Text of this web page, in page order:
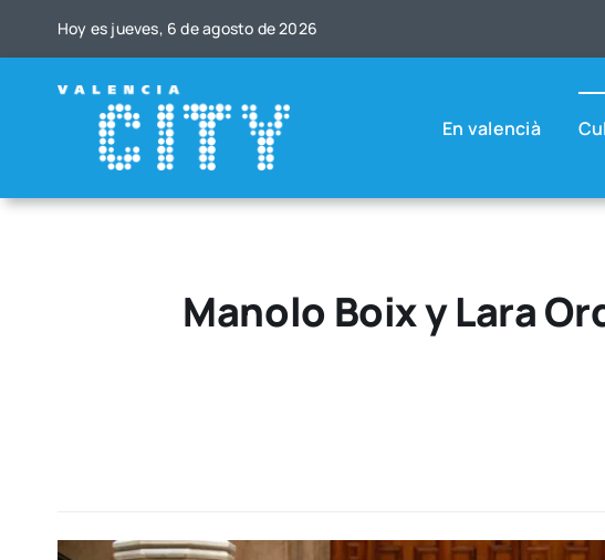
Hoy es jue­ves, 6 de agos­to de 2026
En valen­cià
Manolo Boix y Lara